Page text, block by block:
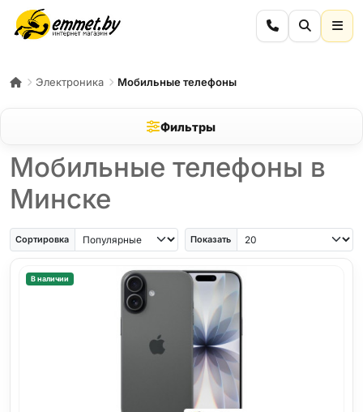
Электроника Мобильные телефоны
Фильтры
Мобильные телефоны в
Минске
iPhone AiriPhone SESamsung Galaxy A56Samsung Galaxy A57 iPhone 17
Сортировка Показать
В наличии